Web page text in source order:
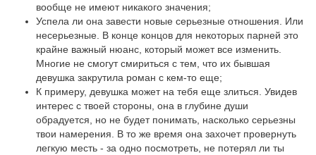
вообще не имеют никакого значения;
Успела ли она завести новые серьезные отношения. Или
несерьезные. В конце концов для некоторых парней это
крайне важный нюанс, который может все изменить.
Многие не смогут смириться с тем, что их бывшая
девушка закрутила роман с кем-то еще;
К примеру, девушка может на тебя еще злиться. Увидев
интерес с твоей стороны, она в глубине души
обрадуется, но не будет понимать, насколько серьезны
твои намерения. В то же время она захочет провернуть
легкую месть - за одно посмотреть, не потерял ли ты